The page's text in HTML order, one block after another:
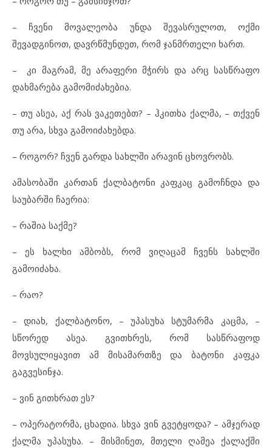
– ჩვენი მოვალეობა უნდა შევასრულოთ, ოქმი
შევადგინოთ, დავრწმუნდეთ, რომ ჯანმრთელი ხართ.
– კი მაგრამ, მე არაფერი მჭირს და არც სასწრაფო
დახმარება გამომიძახებია.
– თუ ასეა, აქ რას ვაკეთებთ? – ჰკითხა ქალმა, – თქვენ
თუ არა, სხვა გამოიძახებდა.
– როგორ? ჩვენ გარდა სახლში არავინ ცხოვრობს.
ამასობაში კართან ქალბატონი კაფკაც გამოჩნდა და
საუბარში ჩაერია:
– რაშია საქმე?
– ეს ხალხი ამბობს, რომ ვიღაცამ ჩვენს სახლში
გამოიძახა.
– რაო?
– დიახ, ქალბატონო, – უპასუხა სტუმარმა კაცმა, –
სწორედ ასეა. გვითხრეს, რომ სასწრაფოდ
მოვსულიყავით ამ მისამართზე და ბატონი კაფკა
გაგვესინჯა.
– ვინ გითხრათ ეს?
– ოპერატორმა, ცხადია. სხვა ვინ გვეტყოდა? – ამჯერად
ქალმა უპასუხა. – მისმინეთ, მთელი ღამეა ქალაქში